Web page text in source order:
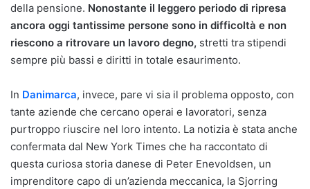
della pensione. Nonostante il leggero periodo di ripresa
ancora oggi tantissime persone sono in difficoltà e non
riescono a ritrovare un lavoro degno, stretti tra stipendi
sempre più bassi e diritti in totale esaurimento.
In Danimarca, invece, pare vi sia il problema opposto, con
tante aziende che cercano operai e lavoratori, senza
purtroppo riuscire nel loro intento. La notizia è stata anche
confermata dal New York Times che ha raccontato di
questa curiosa storia danese di Peter Enevoldsen, un
imprenditore capo di un’azienda meccanica, la Sjorring